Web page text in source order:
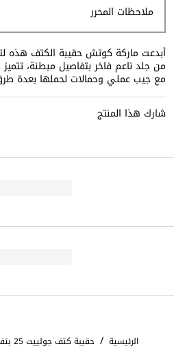
ملاحظات المحرر
أبدعت ماركة كوتش حقيبة الكتف
من جلد ناعم فاخر بتفاصيل مبطنة،
مع جيب عملي وحمالات لحملها بعدة
شارك هذا المنتج
الرئيسية / حقيبة كتف جولييت 25 بتفاصيل مبطنة